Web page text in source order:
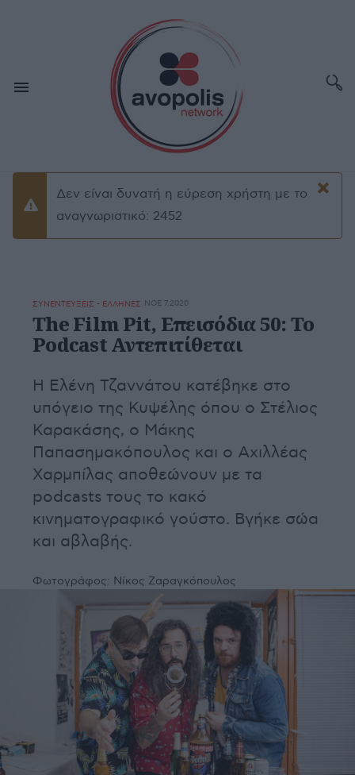
×
Προειδοποίσηση
Δεν είναι δυνατή η εύρεση χρήστη με το
αναγνωριστικό: 2452
ΣΥΝΕΝΤΕΥΞΕΙΣ - ΕΛΛΗΝΕΣ ΝΟΕ 7,2020
The Film Pit, Επεισόδια 50: Το
Podcast Αντεπιτίθεται
Η Ελένη Τζαννάτου κατέβηκε στο
υπόγειο της Κυψέλης όπου ο Στέλιος
Καρακάσης, ο Μάκης
Παπασημακόπουλος και ο Αχιλλέας
Χαρμπίλας αποθεώνουν με τα
podcasts τους το κακό
κινηματογραφικό γούστο. Βγήκε σώα
και αβλαβής.
Φωτογράφος: Νίκος Ζαραγκόπουλος